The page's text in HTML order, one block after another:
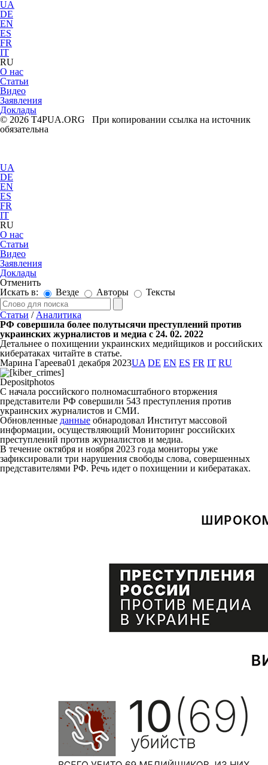
UA
DE
EN
ES
FR
IT
RU
О нас
Статьи
Видео
Заявления
Доклады
© 2026 T4PUA.ORG При копировании ссылка на источник
обязательна
UA
DE
EN
ES
FR
IT
RU
О нас
Статьи
Видео
Заявления
Доклады
Отменить
Искать в:
Везде Авторы Тексты
Статьи / Аналитика
РФ совершила более полутысячи преступлений против
украинских журналистов и медиа с 24. 02. 2022
Детальнее о похищении украинских медийщиков и российских
кибератаках читайте в статье.
Марина Гареева01 декабря 2023UA DE EN ES FR IT RU
Depositphotos
С начала российского полномасштабного вторжения
представители РФ совершили 543 преступления против
украинских журналистов и СМИ.
Обновленные данные обнародовал Институт массовой
информации, осуществляющий Мониторинг российских
преступлений против журналистов и медиа.
В течение октября и ноября 2023 года мониторы уже
зафиксировали три нарушения свободы слова, совершенных
представителями РФ. Речь идет о похищении и кибератаках.